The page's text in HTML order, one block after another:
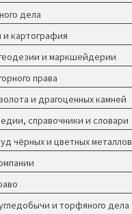
дела
и картография
и маркшейдерии
права
и драгоценных камней
справочники и словари
чёрных и цветных металлов
и торфяного дела